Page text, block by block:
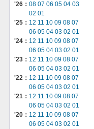
'26： 08 07 06 05 04 03
02 01
'25： 12 11 10 09 08 07
06 05 04 03 02 01
'24： 12 11 10 09 08 07
06 05 04 03 02 01
'23： 12 11 10 09 08 07
06 05 04 03 02 01
'22： 12 11 10 09 08 07
06 05 04 03 02 01
'21： 12 11 10 09 08 07
06 05 04 03 02 01
'20： 12 11 10 09 08 07
06 05 04 03 02 01